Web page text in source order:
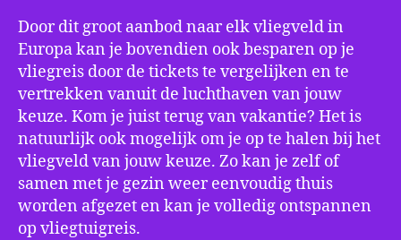
Door dit groot aanbod naar elk vliegveld in
Europa kan je bovendien ook besparen op je
vliegreis door de tickets te vergelijken en te
vertrekken vanuit de luchthaven van jouw
keuze. Kom je juist terug van vakantie? Het is
natuurlijk ook mogelijk om je op te halen bij het
vliegveld van jouw keuze. Zo kan je zelf of
samen met je gezin weer eenvoudig thuis
worden afgezet en kan je volledig ontspannen
op vliegtuigreis.